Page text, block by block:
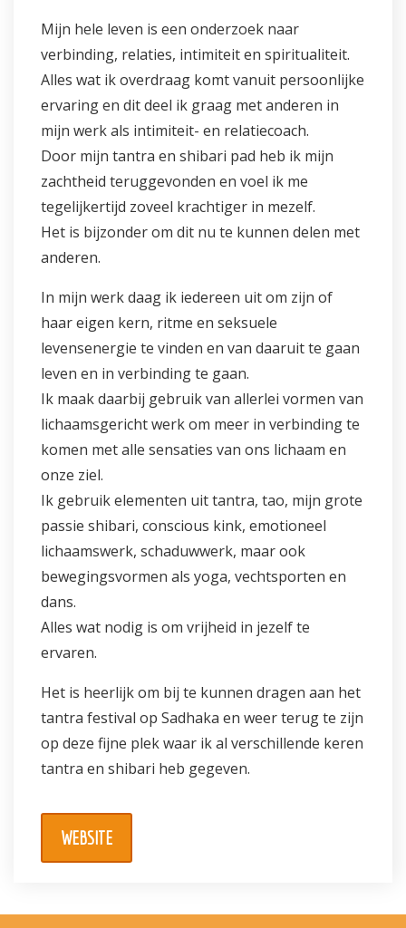
Mijn hele leven is een onderzoek naar
verbinding, relaties, intimiteit en spiritualiteit.
Alles wat ik overdraag komt vanuit persoonlijke
ervaring en dit deel ik graag met anderen in
mijn werk als intimiteit- en relatiecoach.
Door mijn tantra en shibari pad heb ik mijn
zachtheid teruggevonden en voel ik me
tegelijkertijd zoveel krachtiger in mezelf.
Het is bijzonder om dit nu te kunnen delen met
anderen.
In mijn werk daag ik iedereen uit om zijn of
haar eigen kern, ritme en seksuele
levensenergie te vinden en van daaruit te gaan
leven en in verbinding te gaan.
Ik maak daarbij gebruik van allerlei vormen van
lichaamsgericht werk om meer in verbinding te
komen met alle sensaties van ons lichaam en
onze ziel.
Ik gebruik elementen uit tantra, tao, mijn grote
passie shibari, conscious kink, emotioneel
lichaamswerk, schaduwwerk, maar ook
bewegingsvormen als yoga, vechtsporten en
dans.
Alles wat nodig is om vrijheid in jezelf te
ervaren.
Het is heerlijk om bij te kunnen dragen aan het
tantra festival op Sadhaka en weer terug te zijn
op deze fijne plek waar ik al verschillende keren
tantra en shibari heb gegeven.
WEBSITE